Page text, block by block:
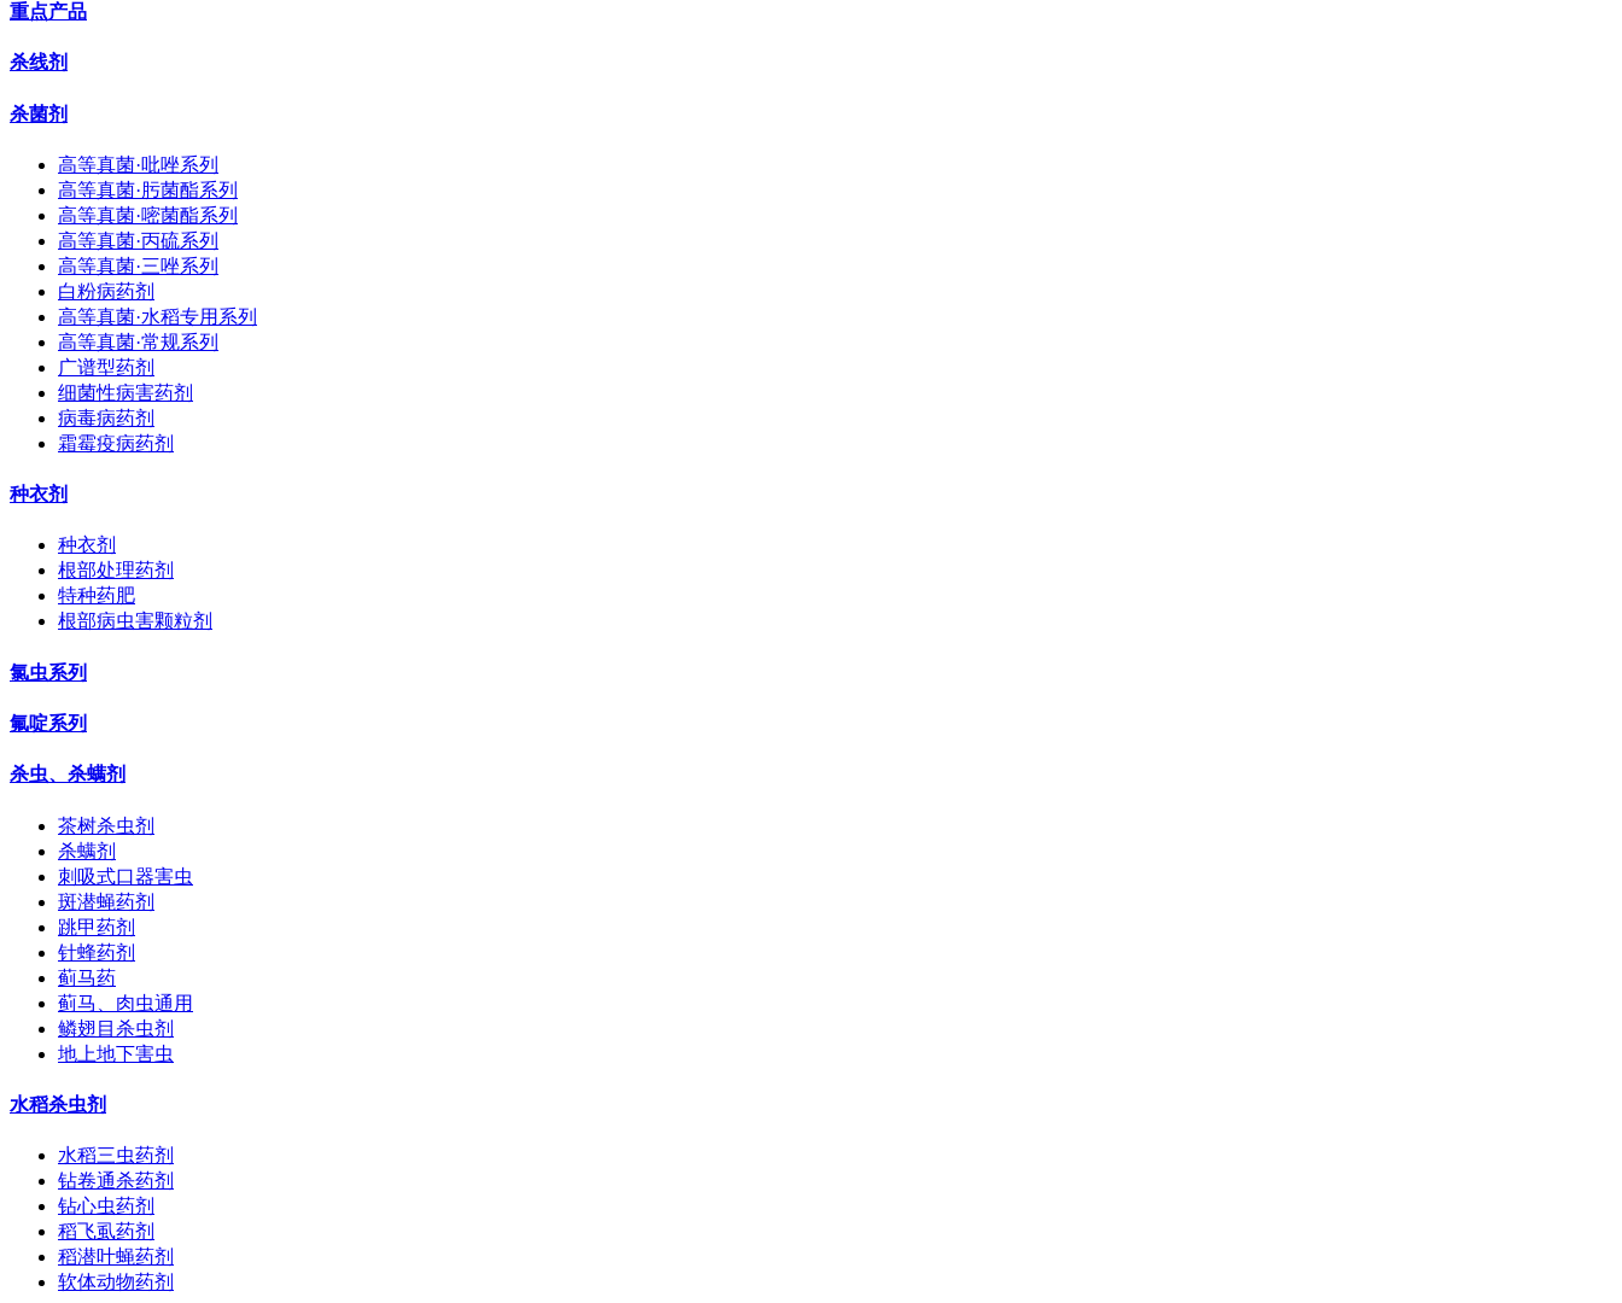
重点产品
杀线剂
杀菌剂
高等真菌·吡唑系列
高等真菌·肟菌酯系列
高等真菌·嘧菌酯系列
高等真菌·丙硫系列
高等真菌·三唑系列
白粉病药剂
高等真菌·水稻专用系列
高等真菌·常规系列
广谱型药剂
细菌性病害药剂
病毒病药剂
霜霉疫病药剂
种衣剂
种衣剂
根部处理药剂
特种药肥
根部病虫害颗粒剂
氯虫系列
氟啶系列
杀虫、杀螨剂
茶树杀虫剂
杀螨剂
刺吸式口器害虫
斑潜蝇药剂
跳甲药剂
针蜂药剂
蓟马药
蓟马、肉虫通用
鳞翅目杀虫剂
地上地下害虫
水稻杀虫剂
水稻三虫药剂
钻卷通杀药剂
钻心虫药剂
稻飞虱药剂
稻潜叶蝇药剂
软体动物药剂